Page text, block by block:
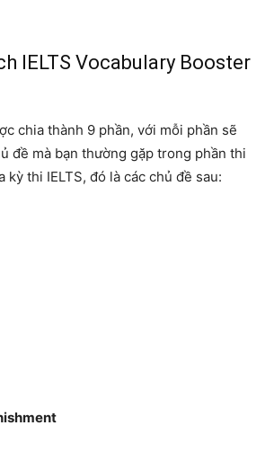
IELTS Vocabulary Booster
chia thành 9 phần, với mỗi phần sẽ
đề mà bạn thường gặp trong phần thi
kỳ thi IELTS, đó là các chủ đề sau: